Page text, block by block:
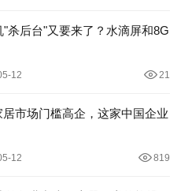
"杀后台"又要来了？水滴屏和8G
12 21
居市场门槛高企，这家中国企业
12 819